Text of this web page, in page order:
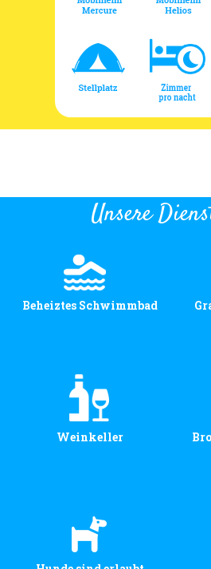
Unsere
Beheiztes Schwimmbad
Weinkeller